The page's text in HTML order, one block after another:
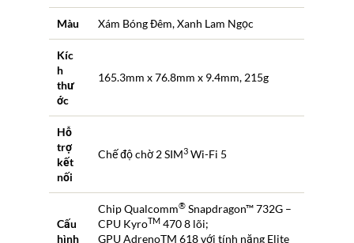
Màu Xám Bóng Đêm, Xanh Lam Ngọc
Kíc
h
thư
ớc
165.3mm x 76.8mm x 9.4mm, 215g
Hỗ
trợ
kết
nối
Chế độ chờ 2 SIM3 Wi-Fi 5
Cấu
hình
Chip Qualcomm® Snapdragon™ 732G –
CPU KyroTM 470 8 lõi;
GPU AdrenoTM 618 với tính năng Elite